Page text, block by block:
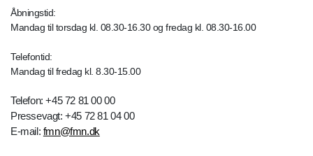
Åbningstid:
Mandag til torsdag kl. 08.30-16.30 og fredag kl. 08.30-16.00
Telefontid:
Mandag til fredag kl. 8.30-15.00
Telefon: +45 72 81 00 00
Pressevagt: +45 72 81 04 00
E-mail: fmn@fmn.dk